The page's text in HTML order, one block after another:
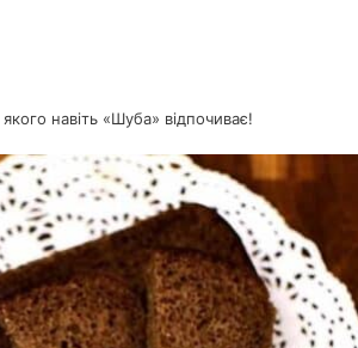
навіть «Шуба» відпочиває!